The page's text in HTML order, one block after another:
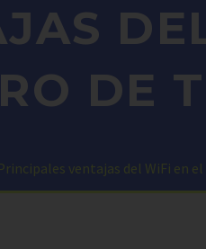
DE
ventajas del WiFi en